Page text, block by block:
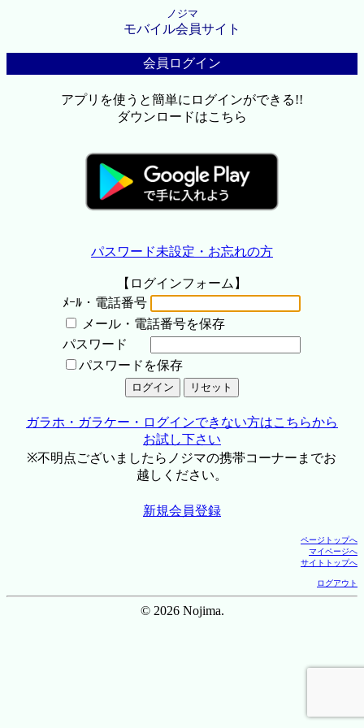
ノジマ
モバイル会員サイト
会員ログイン
アプリを使うと簡単にログインができる!!
ダウンロードはこちら
パスワード未設定・お忘れの方
【ログインフォーム】
ﾒｰﾙ・電話番号
メール・電話番号を保存
パスワード
パスワードを保存
ガラホ・ガラケー・ログインできない方はこちらから
お試し下さい
※不明点ございましたらノジマの携帯コーナーまでお
越しください。
新規会員登録
ページトップへ
マイページへ
サイトトップへ
ログアウト
© 2026 Nojima.